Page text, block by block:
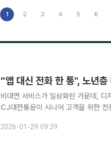
1 2 3 4 5 6
“앱 대신 전화 한 통", 노년
비대면 서비스가 일상화된 가운데,
CJ대한통운이 시니어 고객을 위한 전용 택배 접수
애플리케이션이나 온라인 접수가 어
2026-01-29 09:39